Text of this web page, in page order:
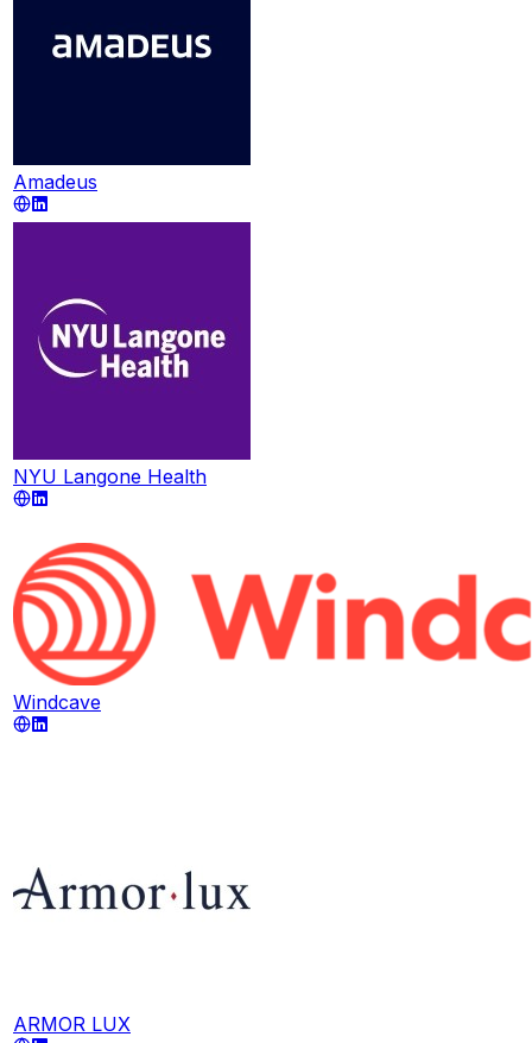
Amadeus
NYU Langone Health
Windcave
ARMOR LUX